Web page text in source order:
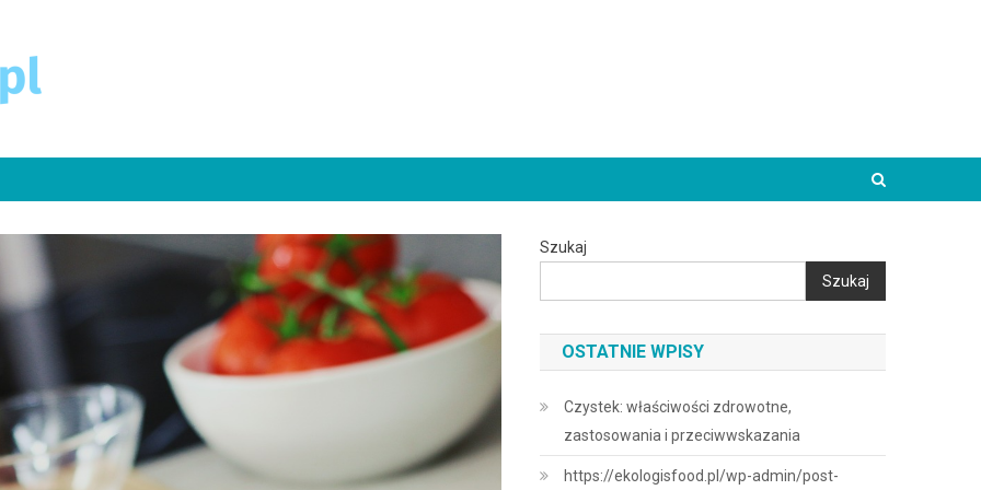
Szukaj
Szukaj
OSTATNIE WPISY
Czystek: właściwości zdrowotne,
zastosowania i przeciwwskazania
https://ekologisfood.pl/wp-admin/post-